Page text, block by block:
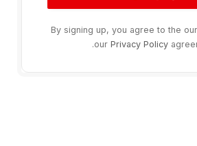
By signing up, you agree to the
our Privacy Policy